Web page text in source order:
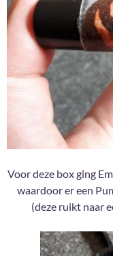
Voor deze box ging
waardoor er een
(deze ruikt naar